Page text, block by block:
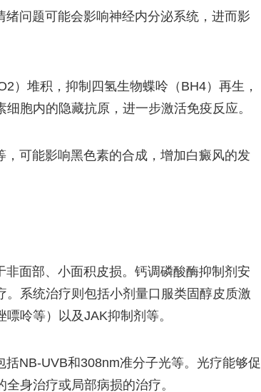
问题可能会影响神经内分泌系统，进而影
）堆积，抑制四氢生物蝶呤（BH4）再生，
胞内的隐藏抗原，进一步激活免疫反应。
可能影响黑色素的合成，增加白癜风的发
面部、小面积皮损。钙调磷酸酶抑制剂安
系统治疗则包括小剂量口服类固醇皮质激
呤等）以及JAK抑制剂等。
NB-UVB和308nm准分子光等。光疗能够促
身治疗或局部病损的治疗。